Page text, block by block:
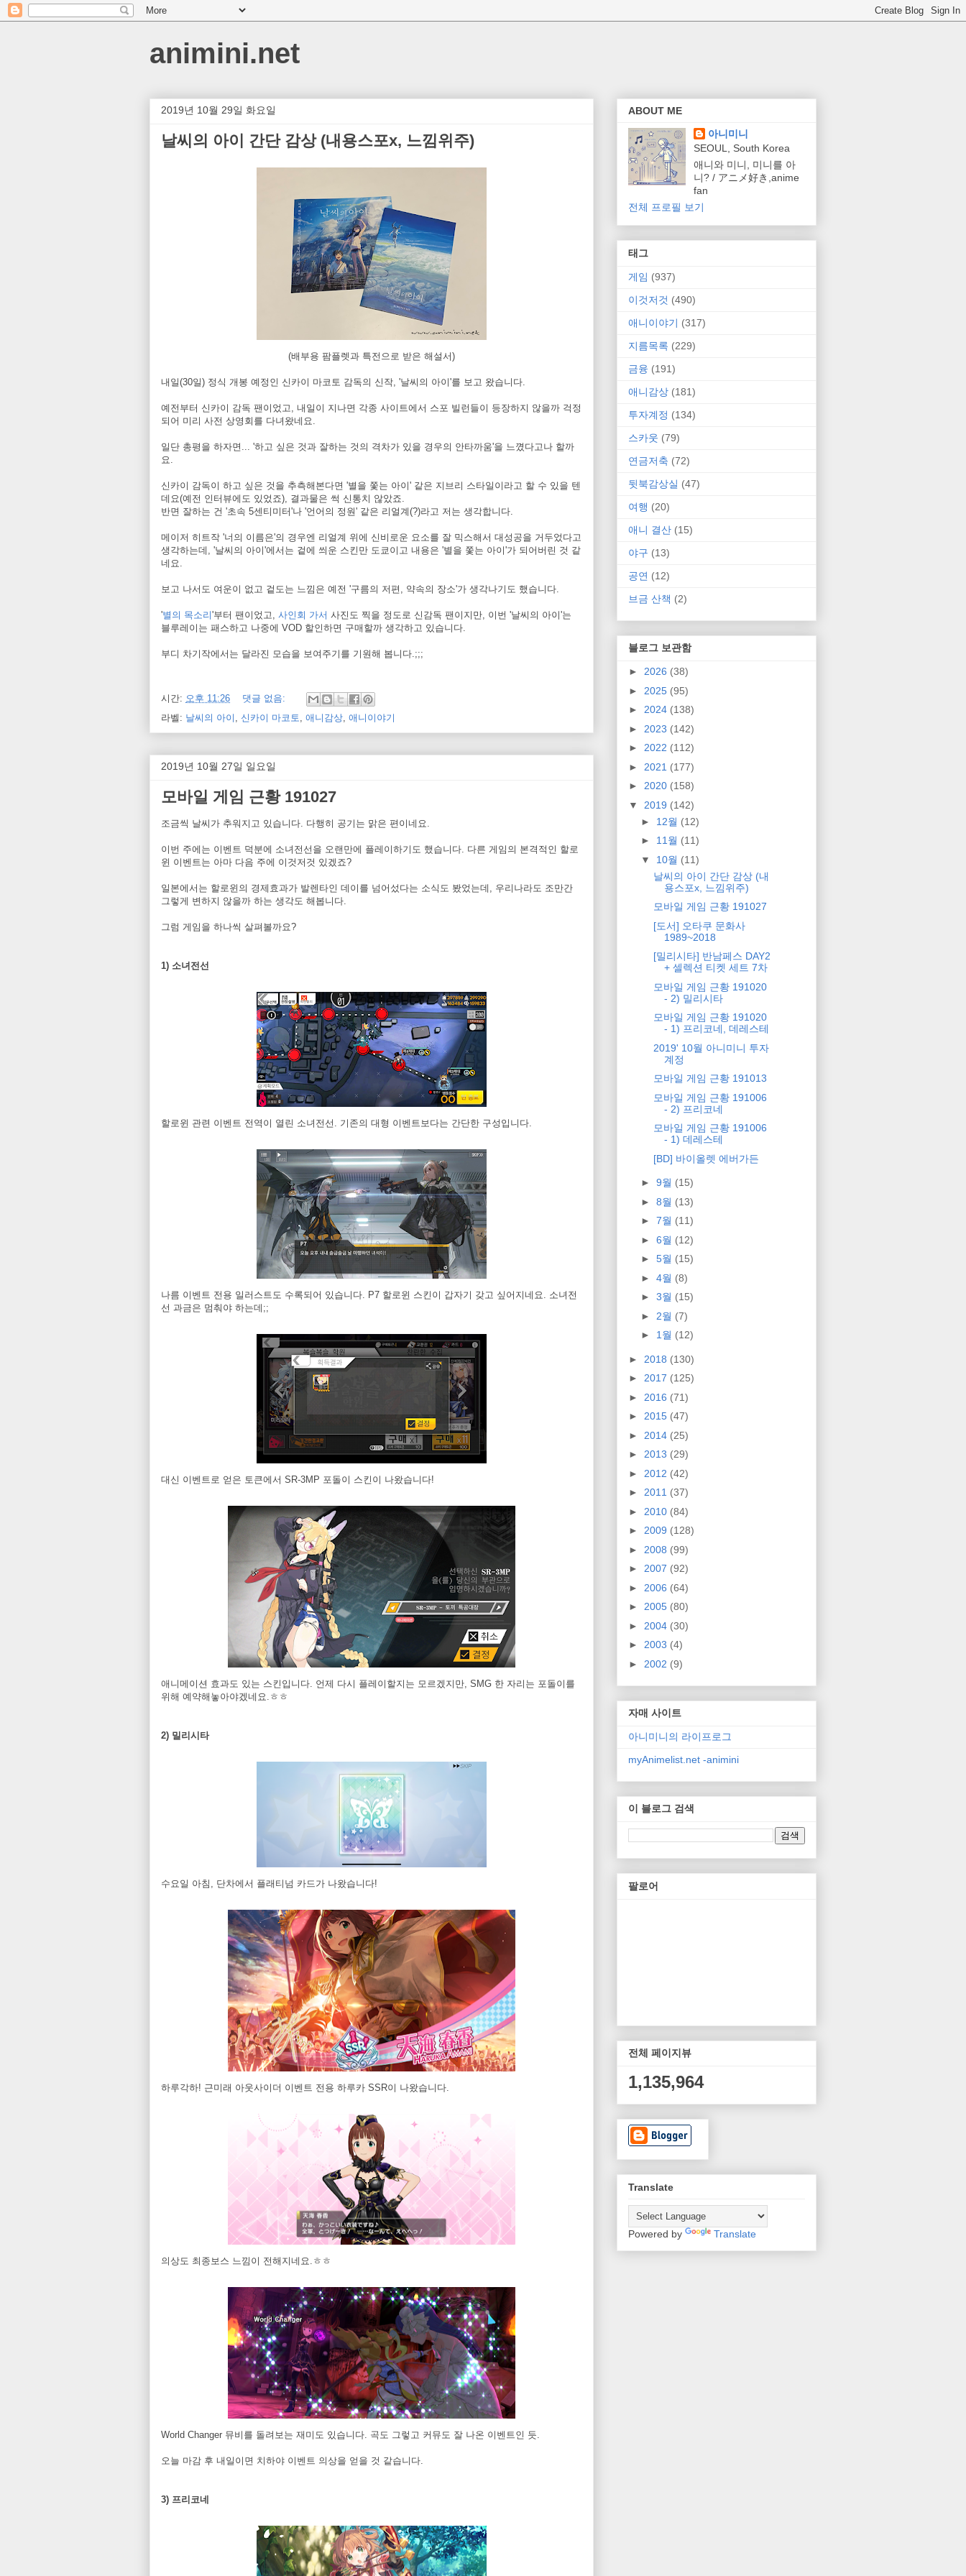
animini.net
2019년 10월 29일 화요일
날씨의 아이 간단 감상 (내용스포x, 느낌위주)
(배부용 팜플렛과 특전으로 받은 해설서)
내일(30일) 정식 개봉 예정인 신카이 마코토 감독의 신작, '날씨의 아이'를 보고 왔습니다.
예전부터 신카이 감독 팬이었고, 내일이 지나면 각종 사이트에서 스포 빌런들이 등장하지 않을까 걱정
되어 미리 사전 상영회를 다녀왔네요.
일단 총평을 하자면... '하고 싶은 것과 잘하는 것의 격차가 있을 경우의 안타까움'을 느꼈다고나 할까
요.
신카이 감독이 하고 싶은 것을 추측해본다면 '별을 쫓는 아이' 같은 지브리 스타일이라고 할 수 있을 텐
데요(예전 인터뷰에도 있었죠), 결과물은 썩 신통치 않았죠.
반면 잘하는 건 '초속 5센티미터'나 '언어의 정원' 같은 리얼계(?)라고 저는 생각합니다.
메이저 히트작 '너의 이름은'의 경우엔 리얼계 위에 신비로운 요소를 잘 믹스해서 대성공을 거두었다고
생각하는데, '날씨의 아이'에서는 겉에 씌운 스킨만 도쿄이고 내용은 '별을 쫓는 아이'가 되어버린 것 같
네요.
보고 나서도 여운이 없고 겉도는 느낌은 예전 '구름의 저편, 약속의 장소'가 생각나기도 했습니다.
'별의 목소리'부터 팬이었고, 사인회 가서 사진도 찍을 정도로 신감독 팬이지만, 이번 '날씨의 아이'는
블루레이는 패스하고 나중에 VOD 할인하면 구매할까 생각하고 있습니다.
부디 차기작에서는 달라진 모습을 보여주기를 기원해 봅니다.;;;
시간: 오후 11:26
댓글 없음:
라벨: 날씨의 아이 , 신카이 마코토, 애니감상, 애니이야기
2019년 10월 27일 일요일
모바일 게임 근황 191027
조금씩 날씨가 추워지고 있습니다. 다행히 공기는 맑은 편이네요.
이번 주에는 이벤트 덕분에 소녀전선을 오랜만에 플레이하기도 했습니다. 다른 게임의 본격적인 할로
윈 이벤트는 아마 다음 주에 이것저것 있겠죠?
일본에서는 할로윈의 경제효과가 발렌타인 데이를 넘어섰다는 소식도 봤었는데, 우리나라도 조만간
그렇게 변하지 않을까 하는 생각도 해봅니다.
그럼 게임을 하나씩 살펴볼까요?
1) 소녀전선
할로윈 관련 이벤트 전역이 열린 소녀전선. 기존의 대형 이벤트보다는 간단한 구성입니다.
나름 이벤트 전용 일러스트도 수록되어 있습니다. P7 할로윈 스킨이 갑자기 갖고 싶어지네요. 소녀전
선 과금은 멈춰야 하는데;;
대신 이벤트로 얻은 토큰에서 SR-3MP 포돌이 스킨이 나왔습니다!
애니메이션 효과도 있는 스킨입니다. 언제 다시 플레이할지는 모르겠지만, SMG 한 자리는 포돌이를
위해 예약해놓아야겠네요.ㅎㅎ
2) 밀리시타
수요일 아침, 단차에서 플래티넘 카드가 나왔습니다!
하루각하! 근미래 아웃사이더 이벤트 전용 하루카 SSR이 나왔습니다.
의상도 최종보스 느낌이 전해지네요.ㅎㅎ
World Changer 뮤비를 돌려보는 재미도 있습니다. 곡도 그렇고 커뮤도 잘 나온 이벤트인 듯.
오늘 마감 후 내일이면 치하야 이벤트 의상을 얻을 것 같습니다.
3) 프리코네
ABOUT ME
아니미니
SEOUL, South Korea
애니와 미니, 미니를 아
니? / アニメ好き,anime
fan
전체 프로필 보기
태그
게임 (937)
이것저것 (490)
애니이야기 (317)
지름목록 (229)
금융 (191)
애니감상 (181)
투자계정 (134)
스카웃 (79)
연금저축 (72)
뒷북감상실 (47)
여행 (20)
애니 결산 (15)
야구 (13)
공연 (12)
브금 산책 (2)
블로그 보관함
► 2026 (38)
► 2025 (95)
► 2024 (138)
► 2023 (142)
► 2022 (112)
► 2021 (177)
► 2020 (158)
▼ 2019 (142)
► 12월 (12)
► 11월 (11)
▼ 10월 (11)
날씨의 아이 간단 감상 (내
용스포x, 느낌위주)
모바일 게임 근황 191027
[도서] 오타쿠 문화사
1989~2018
[밀리시타] 반남페스 DAY2
+ 셀렉션 티켓 세트 7차
모바일 게임 근황 191020
- 2) 밀리시타
모바일 게임 근황 191020
- 1) 프리코네, 데레스테
2019' 10월 아니미니 투자
계정
모바일 게임 근황 191013
모바일 게임 근황 191006
- 2) 프리코네
모바일 게임 근황 191006
- 1) 데레스테
[BD] 바이올렛 에버가든
► 9월 (15)
► 8월 (13)
► 7월 (11)
► 6월 (12)
► 5월 (15)
► 4월 (8)
► 3월 (15)
► 2월 (7)
► 1월 (12)
► 2018 (130)
► 2017 (125)
► 2016 (71)
► 2015 (47)
► 2014 (25)
► 2013 (29)
► 2012 (42)
► 2011 (37)
► 2010 (84)
► 2009 (128)
► 2008 (99)
► 2007 (92)
► 2006 (64)
► 2005 (80)
► 2004 (30)
► 2003 (4)
► 2002 (9)
자매 사이트
아니미니의 라이프로그
myAnimelist.net -animini
이 블로그 검색
팔로어
전체 페이지뷰
1,135,964
Translate
Powered by Translate